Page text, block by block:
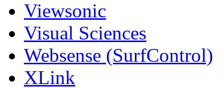
Viewsonic
Visual Sciences
Websense (SurfControl)
XLink